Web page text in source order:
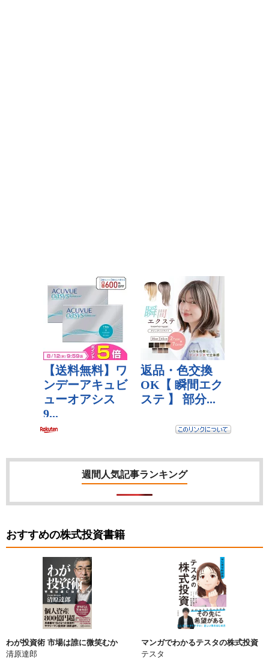
週間人気記事ランキング
おすすめの株式投資書籍
わが投資術 市場は誰に微笑むか
清原達郎
マンガでわかるテスタの株式投資
テスタ